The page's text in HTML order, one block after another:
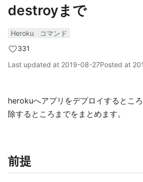
destroyまで
Heroku
コマンド
331
Last updated at 2019-08-27Posted at
herokuへアプリをデプロイするとこ
除するところまでをまとめます。
前提